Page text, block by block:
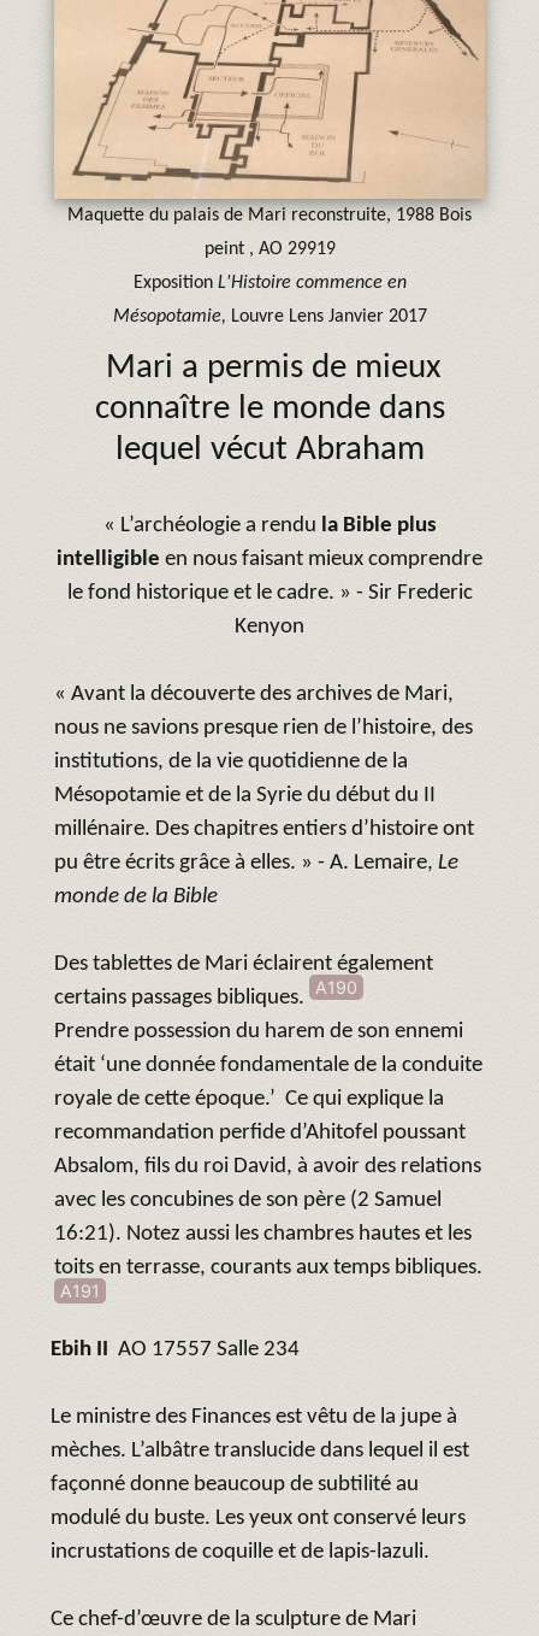
Maquette du palais de Mari reconstruite, 1988 Bois
peint , AO 29919
Exposition L'Histoire commence en
Mésopotamie, Louvre Lens Janvier 2017
Mari a permis de mieux
connaître le monde dans
lequel vécut Abraham
« L’archéologie a rendu la Bible plus
intelligible en nous faisant mieux comprendre
le fond historique et le cadre. » - Sir Frederic
Kenyon
« Avant la découverte des archives de Mari,
nous ne savions presque rien de l’histoire, des
institutions, de la vie quotidienne de la
Mésopotamie et de la Syrie du début du II
millénaire. Des chapitres entiers d’histoire ont
pu être écrits grâce à elles. » - A. Lemaire, Le
monde de la Bible
Des tablettes de Mari éclairent également
certains passages bibliques.
A190
Prendre possession du harem de son ennemi
était ‘une donnée fondamentale de la conduite
royale de cette époque.’ Ce qui explique la
recommandation perfide d’Ahitofel poussant
Absalom, fils du roi David, à avoir des relations
avec les concubines de son père (2 Samuel
16:21). Notez aussi les chambres hautes et les
toits en terrasse, courants aux temps bibliques.
A191
Ebih II AO 17557 Salle 234
Le ministre des Finances est vêtu de la jupe à
mèches. L’albâtre translucide dans lequel il est
façonné donne beaucoup de subtilité au
modulé du buste. Les yeux ont conservé leurs
incrustations de coquille et de lapis-lazuli.
Ce chef-d’œuvre de la sculpture de Mari